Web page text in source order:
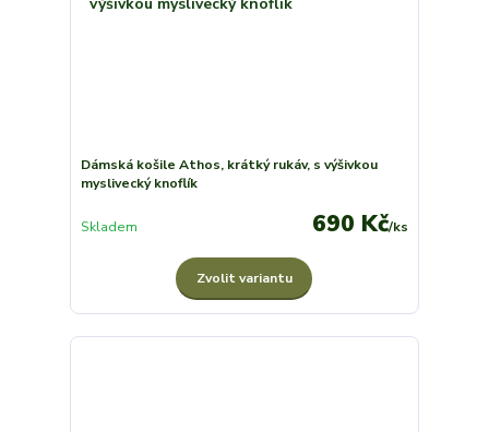
Dámská košile Athos, krátký rukáv, s výšivkou
myslivecký knoflík
690 Kč/ks
Skladem
Zvolit variantu